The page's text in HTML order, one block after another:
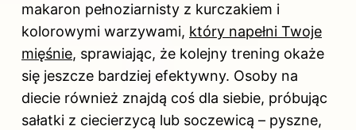
makaron pełnoziarnisty z kurczakiem i
kolorowymi warzywami, który napełni Twoje
mięśnie, sprawiając, że kolejny trening okaże
się jeszcze bardziej efektywny. Osoby na
diecie również znajdą coś dla siebie, próbując
sałatki z ciecierzycą lub soczewicą – pyszne,